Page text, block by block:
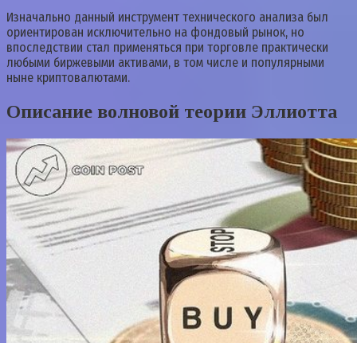
Изначально данный инструмент технического анализа был
ориентирован исключительно на фондовый рынок, но
впоследствии стал применяться при торговле практически
любыми биржевыми активами, в том числе и популярными
ныне криптовалютами.
Описание волновой теории Эллиотта